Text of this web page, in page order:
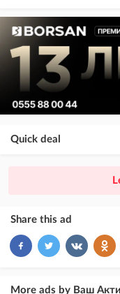
Quick deal
ad placement above VIP +
VIP
ad placement above free ads
Share this ad
More ads by Ваш